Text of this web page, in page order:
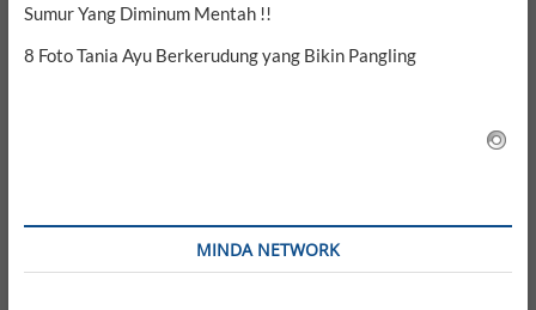
Sumur Yang Diminum Mentah !!
8 Foto Tania Ayu Berkerudung yang Bikin Pangling
MINDA NETWORK